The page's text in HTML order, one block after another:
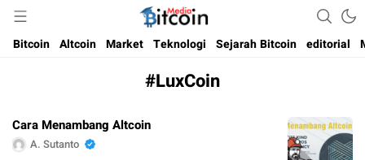
Bitcoin Media Indonesia
Media Bitcoin dan Cryptocurrency, dan Blockchain di Indonesia
Bitcoin Altcoin Market Teknologi Sejarah Bitcoin editorial
#LuxCoin
Cara Menambang Altcoin
A. Sutanto